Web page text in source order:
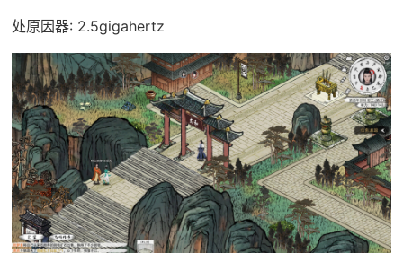
处原因器: 2.5gigahertz